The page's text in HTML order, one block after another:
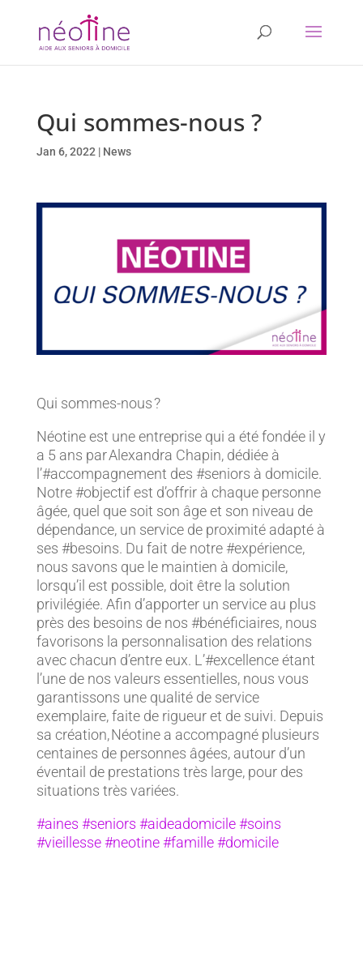
Qui sommes-nous ?
Jan 6, 2022 | News
Qui sommes-nous ?
Néotine est une entreprise qui a été fondée il y
a 5 ans par Alexandra Chapin, dédiée à
l’#accompagnement des #seniors à domicile.
Notre #objectif est d’offrir à chaque personne
âgée, quel que soit son âge et son niveau de
dépendance, un service de proximité adapté à
ses #besoins. Du fait de notre #expérience,
nous savons que le maintien à domicile,
lorsqu’il est possible, doit être la solution
privilégiée. Afin d’apporter un service au plus
près des besoins de nos #bénéficiaires, nous
favorisons la personnalisation des relations
avec chacun d’entre eux. L’#excellence étant
l’une de nos valeurs essentielles, nous vous
garantissons une qualité de service
exemplaire, faite de rigueur et de suivi. Depuis
sa création, Néotine a accompagné plusieurs
centaines de personnes âgées, autour d’un
éventail de prestations très large, pour des
situations très variées.
#aines #seniors #aideadomicile #soins
#vieillesse #neotine #famille #domicile